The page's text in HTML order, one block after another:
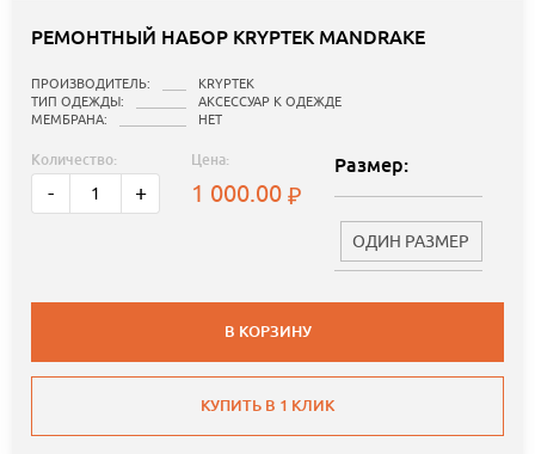
РЕМОНТНЫЙ НАБОР KRYPTEK MANDRAKE
ПРОИЗВОДИТЕЛЬ:
KRYPTEK
ТИП ОДЕЖДЫ:
АКСЕССУАР К ОДЕЖДЕ
МЕМБРАНА:
НЕТ
Количество:
- +
Цена:
1 000.00
Размер:
ОДИН РАЗМЕР
В КОРЗИНУ
КУПИТЬ В 1 КЛИК